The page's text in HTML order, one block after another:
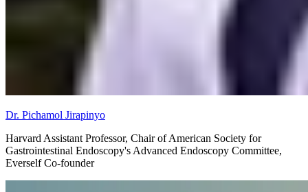
Dr. Pichamol Jirapinyo
Harvard Assistant Professor, Chair of American Society for
Gastrointestinal Endoscopy's Advanced Endoscopy Committee,
Everself Co-founder